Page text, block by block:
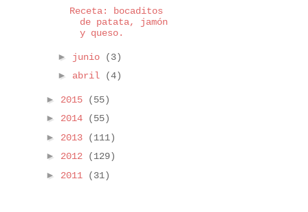
Receta: bocaditos
de patata, jamón
y queso.
► junio
(3)
► abril (4)
► 2015
(55)
► 2014
(55)
► 2013
(111)
► 2012
(129)
► 2011 (31)